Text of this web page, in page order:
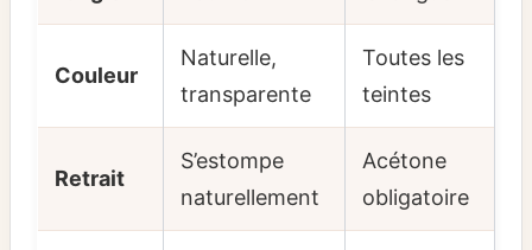
Couleur
Naturelle,
transparente
Toutes les
teintes
Retrait
S’estompe
naturellement
Acétone
obligatoire